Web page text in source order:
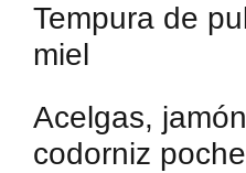
Tempura de
miel
Acelgas,
codorniz poche